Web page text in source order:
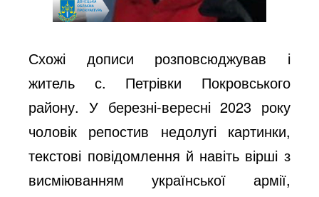
Схожі дописи розповсюджував і
житель с. Петрівки Покровського
району. У березні-вересні 2023 року
чоловік репостив недолугі картинки,
текстові повідомлення й навіть вірші з
висміюванням української армії,